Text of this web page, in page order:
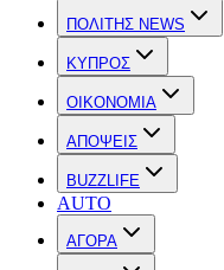
ΠΟΛΙΤΗΣ NEWS
ΚΥΠΡΟΣ
OIKONOMIA
ΑΠΟΨΕΙΣ
BUZZLIFE
AUTO
ΑΓΟΡΑ